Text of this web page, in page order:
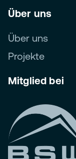
Über uns
Über uns
Projekte
Mitglied bei